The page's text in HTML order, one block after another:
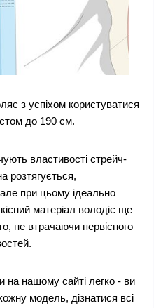
з успіхом користуватися
до 190 см.
властивості стрейч-
розтягується,
при цьому ідеально
матеріал володіє ще
не втрачаючи первісного
на нашому сайті легко - ви
модель, дізнатися всі